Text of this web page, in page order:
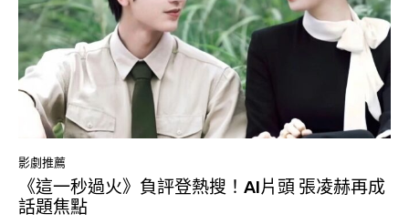
影劇推薦
《這一秒過火》負評登熱搜！AI片頭 張凌赫再成
話題焦點